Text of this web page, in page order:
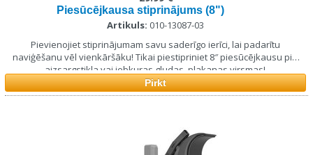
Piesūcējkausa stiprinājums (8")
Artikuls: 010-13087-03
Pievienojiet stiprinājumam savu saderīgo ierīci, lai padarītu
naviģēšanu vēl vienkāršāku! Tikai piestipriniet 8″ piesūcējkausu pie
aizsargstikla vai jebkuras gludas, plakanas virsmas!
Pirkt